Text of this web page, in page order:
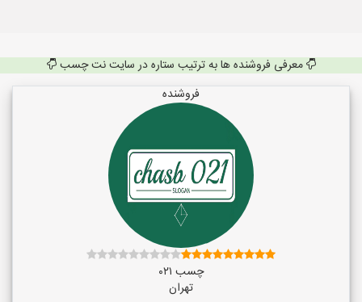
معرفی فروشنده ها به ترتیب ستاره در سایت نت چسب
فروشنده
چسب ۰۲۱
تهران